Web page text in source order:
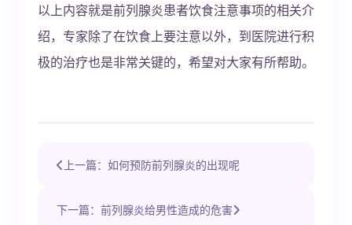
以上内容就是前列腺炎患者饮食注意事项的相关介
绍，专家除了在饮食上要注意以外，到医院进行积
极的治疗也是非常关键的，希望对大家有所帮助。
上一篇：如何预防前列腺炎的出现呢
下一篇：前列腺炎给男性造成的危害